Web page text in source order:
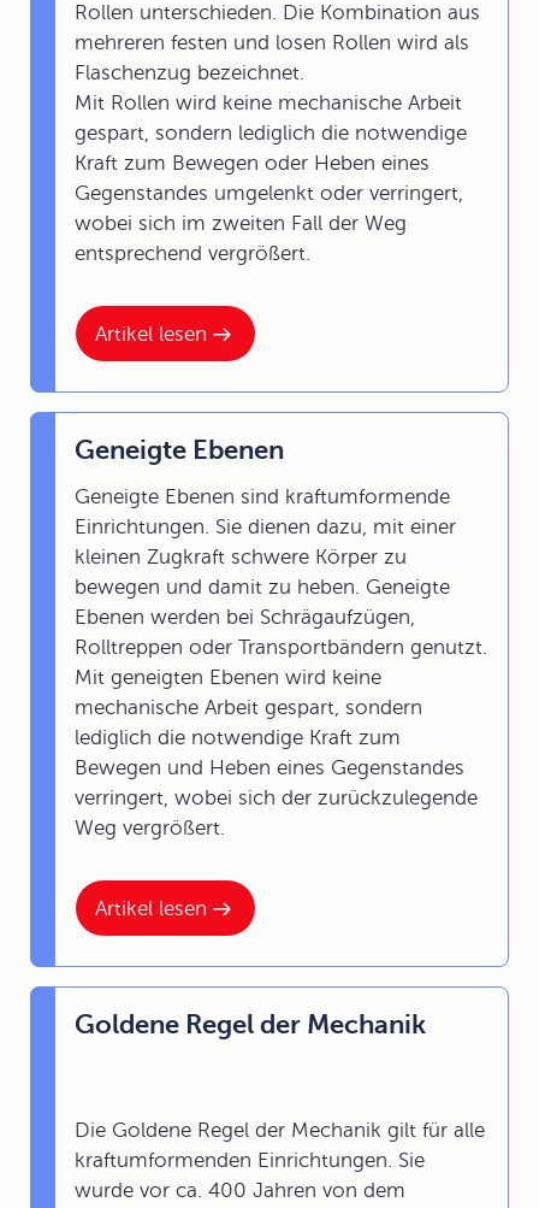
Artikel lesen
Rollen unterschieden. Die Kombination aus
mehreren festen und losen Rollen wird als
Flaschenzug bezeichnet.
Mit Rollen wird keine mechanische Arbeit
gespart, sondern lediglich die notwendige
Kraft zum Bewegen oder Heben eines
Gegenstandes umgelenkt oder verringert,
wobei sich im zweiten Fall der Weg
entsprechend vergrößert.
Artikel lesen
Geneigte Ebenen
Geneigte Ebenen sind kraftumformende
Einrichtungen. Sie dienen dazu, mit einer
kleinen Zugkraft schwere Körper zu
bewegen und damit zu heben. Geneigte
Ebenen werden bei Schrägaufzügen,
Rolltreppen oder Transportbändern genutzt.
Mit geneigten Ebenen wird keine
mechanische Arbeit gespart, sondern
lediglich die notwendige Kraft zum
Bewegen und Heben eines Gegenstandes
verringert, wobei sich der zurückzulegende
Weg vergrößert.
Goldene Regel der Mechanik
Die Goldene Regel der Mechanik gilt für alle
kraftumformenden Einrichtungen. Sie
wurde vor ca. 400 Jahren von dem